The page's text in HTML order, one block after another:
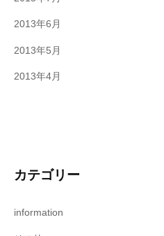
2013年6月
2013年5月
2013年4月
カテゴリー
information